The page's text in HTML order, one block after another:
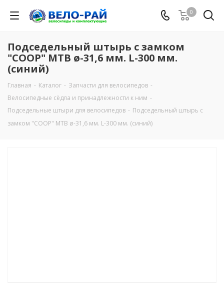
0
Подседельный штырь с замком
"COOP" МТВ ø-31,6 мм. L-300 мм.
(синий)
Главная - Каталог - Запчасти для велосипедов -
Велосипедные сёдла и принадлежности к ним -
Подседельные штыри для велосипедов - Подседельный штырь с
замком "COOP" МТВ ø-31,6 мм. L-300 мм. (синий)